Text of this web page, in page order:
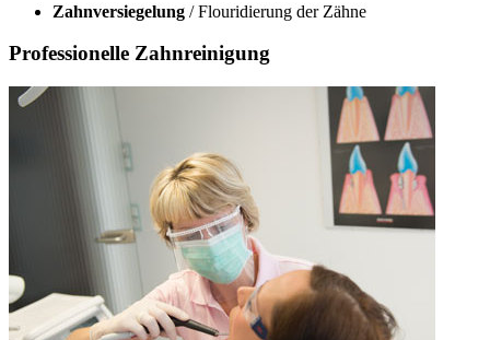
Zahnversiegelung / Flouridierung der Zähne
Professionelle Zahnreinigung